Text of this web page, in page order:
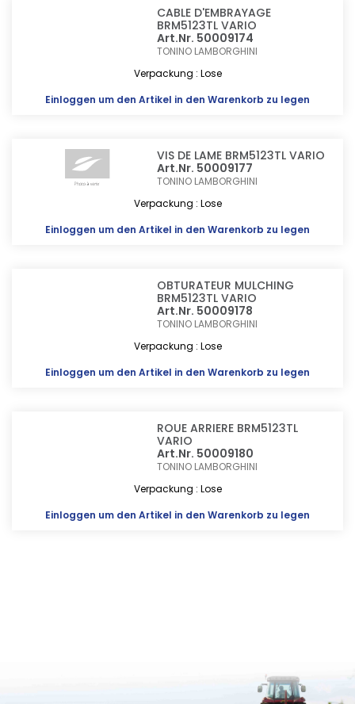
CABLE D'EMBRAYAGE
BRM5123TL VARIO
Art.Nr. 50009174
TONINO LAMBORGHINI
Verpackung : Lose
Einloggen um den Artikel in den Warenkorb zu legen
VIS DE LAME BRM5123TL VARIO
Art.Nr. 50009177
TONINO LAMBORGHINI
Verpackung : Lose
Einloggen um den Artikel in den Warenkorb zu legen
OBTURATEUR MULCHING
BRM5123TL VARIO
Art.Nr. 50009178
TONINO LAMBORGHINI
Verpackung : Lose
Einloggen um den Artikel in den Warenkorb zu legen
ROUE ARRIERE BRM5123TL
VARIO
Art.Nr. 50009180
TONINO LAMBORGHINI
Verpackung : Lose
Einloggen um den Artikel in den Warenkorb zu legen